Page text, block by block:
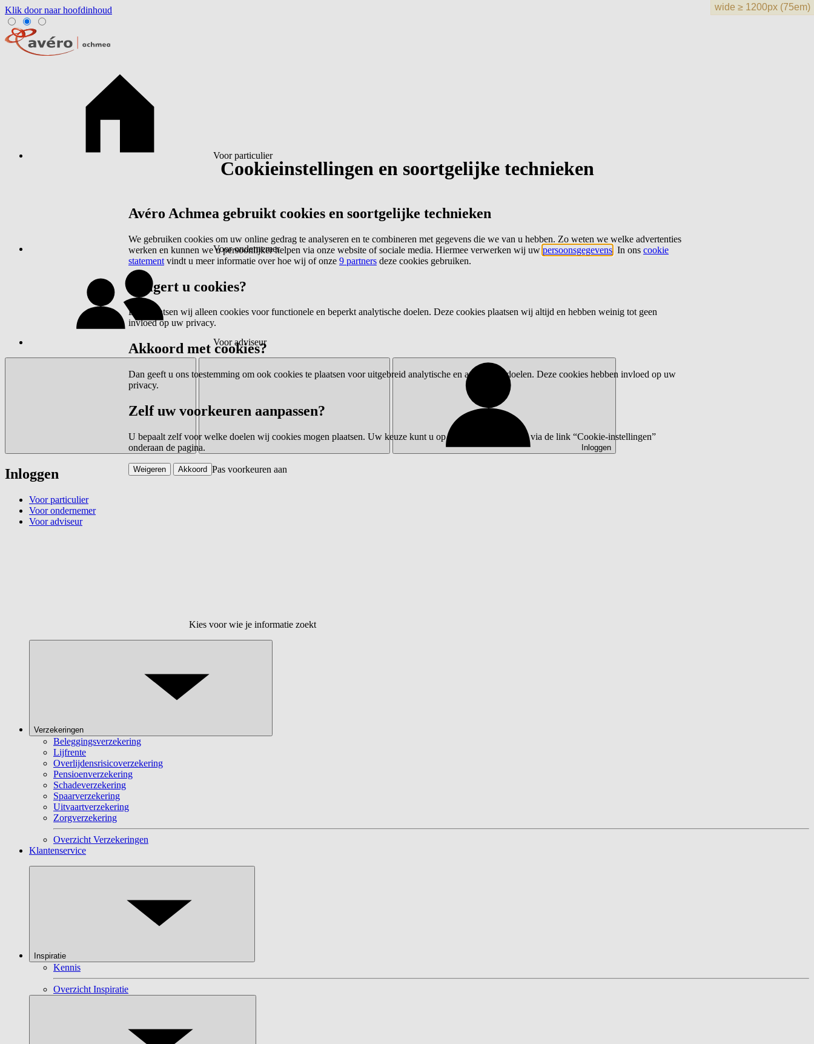
Klik door naar hoofdinhoud
Voor particulier
Voor ondernemer
Voor adviseur
Inloggen
Inloggen
Voor particulier
Voor ondernemer
Voor adviseur
Kies voor wie je informatie zoekt
Verzekeringen
Beleggingsverzekering
Lijfrente
Overlijdensrisicoverzekering
Pensioenverzekering
Schadeverzekering
Spaarverzekering
Uitvaartverzekering
Zorgverzekering
Overzicht Verzekeringen
Klantenservice
Inspiratie
Kennis
Overzicht Inspiratie
Cookieinstellingen en soortgelijke technieken
Avéro Achmea gebruikt cookies en soortgelijke technieken
We gebruiken cookies om uw online gedrag te analyseren en te combineren met gegevens die we van u hebben. Zo weten we welke advertenties
werken en kunnen we u persoonlijker helpen via onze website of sociale media. Hiermee verwerken wij uw persoonsgegevens . In ons cookie
statement vindt u meer informatie over hoe wij of onze 9 partners deze cookies gebruiken.
Weigert u cookies?
Dan plaatsen wij alleen cookies voor functionele en beperkt analytische doelen. Deze cookies plaatsen wij altijd en hebben weinig tot geen
invloed op uw privacy.
Akkoord met cookies?
Dan geeft u ons toestemming om ook cookies te plaatsen voor uitgebreid analytische en advertentiedoelen. Deze cookies hebben invloed op uw
privacy.
Zelf uw voorkeuren aanpassen?
U bepaalt zelf voor welke doelen wij cookies mogen plaatsen. Uw keuze kunt u op elk moment wijzigen via de link “Cookie-instellingen”
onderaan de pagina.
Pas voorkeuren aan
Weigeren Akkoord